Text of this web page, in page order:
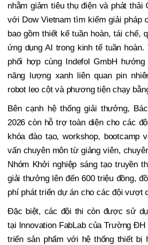
nhằm giảm tiêu thụ điện và phát thải
với Dow Vietnam tìm kiếm giải pháp
bao gồm thiết kế tuần hoàn, tái chế,
ứng dụng AI trong kinh tế tuần hoàn.
phối hợp cùng Indefol GmbH
năng lượng xanh liên quan pin
robot leo cột và phương tiện chạy
Bên cạnh hệ thống giải thưởng,
2026 còn hỗ trợ toàn diện cho các
khóa đào tạo, workshop, bootcamp
vấn chuyên môn từ giảng viên,
Nhóm Khởi nghiệp sáng tạo truyền
giải thưởng lên đến 600 triệu đồng,
phí phát triển dự án cho các đội vượt
Đặc biệt, các đội thi còn được sử
tại Innovation FabLab của Trường
triển sản phẩm với hệ thống thiết bị